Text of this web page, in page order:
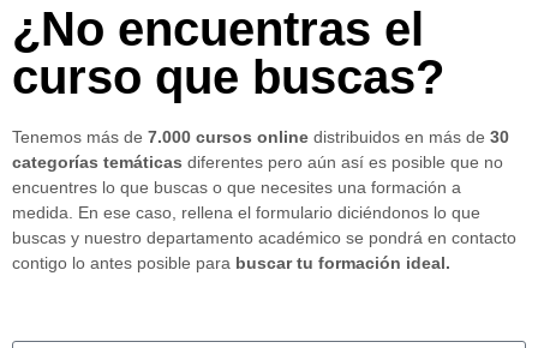
¿No encuentras el
curso que buscas?
Tenemos más de 7.000 cursos online distribuidos en más de 30
categorías temáticas diferentes pero aún así es posible que no
encuentres lo que buscas o que necesites una formación a
medida. En ese caso, rellena el formulario diciéndonos lo que
buscas y nuestro departamento académico se pondrá en contacto
contigo lo antes posible para buscar tu formación ideal.